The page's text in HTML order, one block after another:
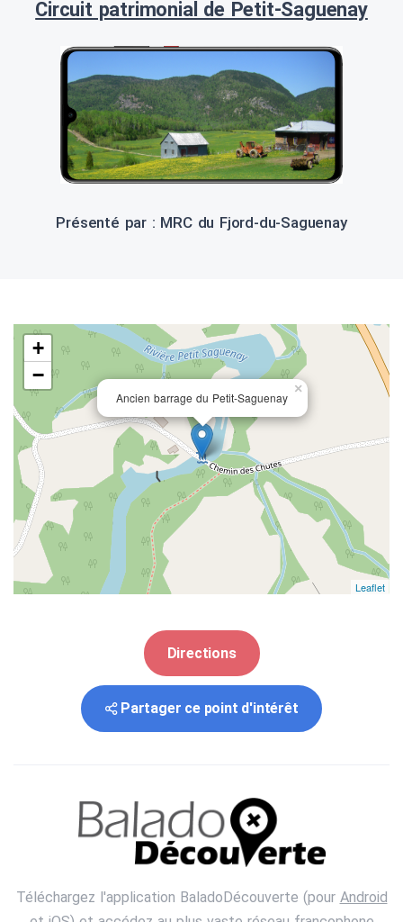
Circuit patrimonial de Petit-Saguenay
Présenté par : MRC du Fjord-du-Saguenay
Ancien barrage du Petit-Saguenay
×
+
−
Leaflet
Directions
Partager ce point d'intérêt
Téléchargez l'application BaladoDécouverte (pour Android